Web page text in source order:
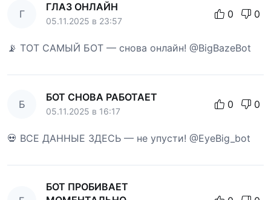
Г
ГЛАЗ ОНЛАЙН
05.11.2025 в 23:57
0 0
📡 ТОТ САМЫЙ БОТ — снова онлайн! @BigBazeBot
Б
БОТ СНОВА РАБОТАЕТ
05.11.2025 в 16:17
0 0
💀 ВСЕ ДАННЫЕ ЗДЕСЬ — не упусти! @EyeBig_bot
БОТ ПРОБИВАЕТ